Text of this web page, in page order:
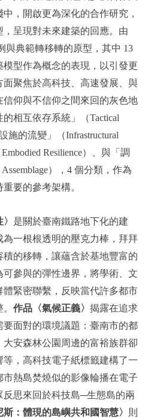
，開啟更為深化的合作研究，
呈現對未來建築的回應。由
與典範轉移轉的原型，其中 13
型作為概念的表現，以引發更
聚焦於高科技、高速發展、與
仰與不信仰之間來回的灰色地
相互依存系統」（Tactical
施的流變」（Infrastructural
Resilience）、與「調
），4 個分類，作為
要的參考架構。
〉 是關於臺南鐵路地下化的建
一根根透明的壓克力棒，拜拜
的移轉，讓蘊含於基地豐富的
參與的彈性邊界，將學術、文
緊密聯繫，反映當代許多都市
作品 〈氣候正義〉 揭露在追求
面對的環境議題：臺南市的都
安森林公園周邊的富裕族群卻
，高科技電子紙標籤建構了一
熱島焚燒似的影像輪播在電子
思來回於科技島─生態島的兩
斯：體現的島嶼共和國智慧〉 則